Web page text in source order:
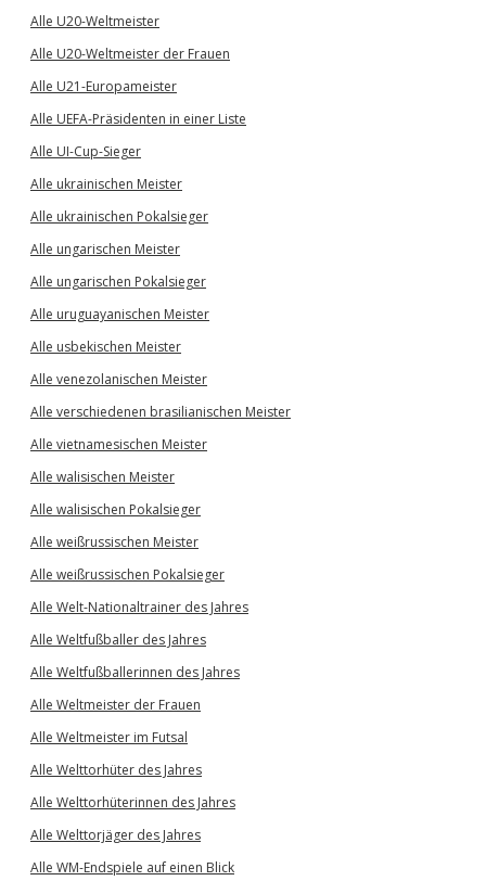
Alle U20-Weltmeister
Alle U20-Weltmeister der Frauen
Alle U21-Europameister
Alle UEFA-Präsidenten in einer Liste
Alle UI-Cup-Sieger
Alle ukrainischen Meister
Alle ukrainischen Pokalsieger
Alle ungarischen Meister
Alle ungarischen Pokalsieger
Alle uruguayanischen Meister
Alle usbekischen Meister
Alle venezolanischen Meister
Alle verschiedenen brasilianischen Meister
Alle vietnamesischen Meister
Alle walisischen Meister
Alle walisischen Pokalsieger
Alle weißrussischen Meister
Alle weißrussischen Pokalsieger
Alle Welt-Nationaltrainer des Jahres
Alle Weltfußballer des Jahres
Alle Weltfußballerinnen des Jahres
Alle Weltmeister der Frauen
Alle Weltmeister im Futsal
Alle Welttorhüter des Jahres
Alle Welttorhüterinnen des Jahres
Alle Welttorjäger des Jahres
Alle WM-Endspiele auf einen Blick